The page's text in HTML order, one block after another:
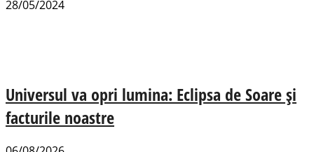
28/05/2024
Universul va opri lumina: Eclipsa de Soare și
facturile noastre